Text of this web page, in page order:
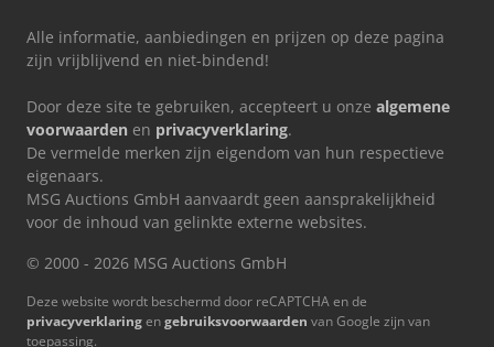
Alle informatie, aanbiedingen en prijzen op deze pagina
zijn vrijblijvend en niet-bindend!
Door deze site te gebruiken, accepteert u onze algemene
voorwaarden en privacyverklaring.
De vermelde merken zijn eigendom van hun respectieve
eigenaars.
MSG Auctions GmbH aanvaardt geen aansprakelijkheid
voor de inhoud van gelinkte externe websites.
© 2000 - 2026 MSG Auctions GmbH
Deze website wordt beschermd door reCAPTCHA en de
privacyverklaringengebruiksvoorwaarden van Google zijn van
toepassing.